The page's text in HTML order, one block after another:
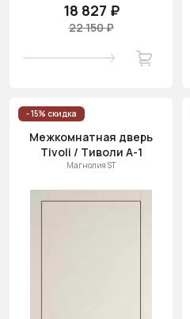
18 827 ₽
22 150 ₽
- 15% скидка
Межкомнатная дверь
Tivoli / Тиволи А-1
Магнолия ST